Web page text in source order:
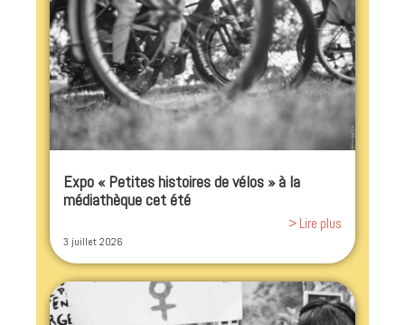
Expo « Petites histoires de vélos » à la
médiathèque cet été
> Lire plus
3 juillet 2026